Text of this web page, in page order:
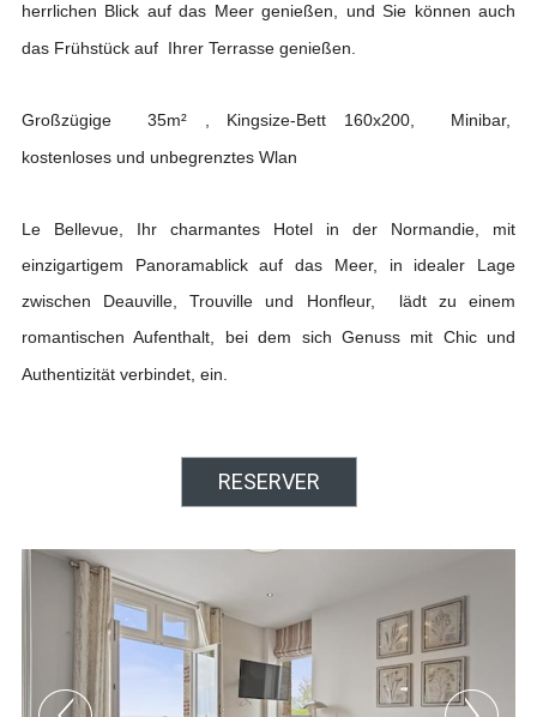
herrlichen Blick auf das Meer genießen, und Sie können auch
das Frühstück auf Ihrer Terrasse genießen.
Großzügige 35m² , Kingsize-Bett 160x200, Minibar,
kostenloses und unbegrenztes Wlan
Le Bellevue, Ihr charmantes Hotel in der Normandie, mit
einzigartigem Panoramablick auf das Meer, in idealer Lage
zwischen Deauville, Trouville und Honfleur, lädt zu einem
romantischen Aufenthalt, bei dem sich Genuss mit Chic und
Authentizität verbindet, ein.
RESERVER